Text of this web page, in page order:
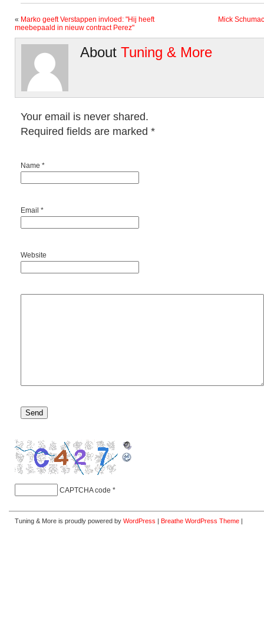
« Marko geeft Verstappen invloed: "Hij heeft
meebepaald in nieuw contract Perez"
Mick
About Tuning & More
Your email is never shared.
Required fields are marked *
Name *
Email *
Website
CAPTCHA code *
Tuning & More is proudly powered by WordPress | Breathe WordPress Theme |